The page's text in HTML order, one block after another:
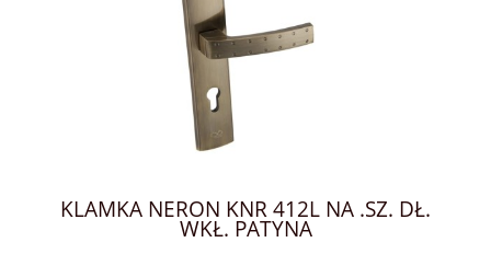
KLAMKA NERON KNR 412L NA .SZ. DŁ.
WKŁ. PATYNA